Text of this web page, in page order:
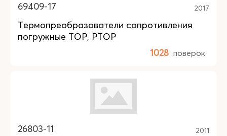
69409-17 2017
Термопреобразователи сопротивления
погружные TOP, PTOР
1028 поверок
26803-11 2011